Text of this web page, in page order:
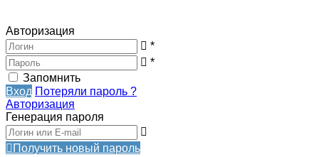
Авторизация
*
*
Запомнить
Вход Потеряли пароль ?
Авторизация
Генерация пароля
Получить новый пароль